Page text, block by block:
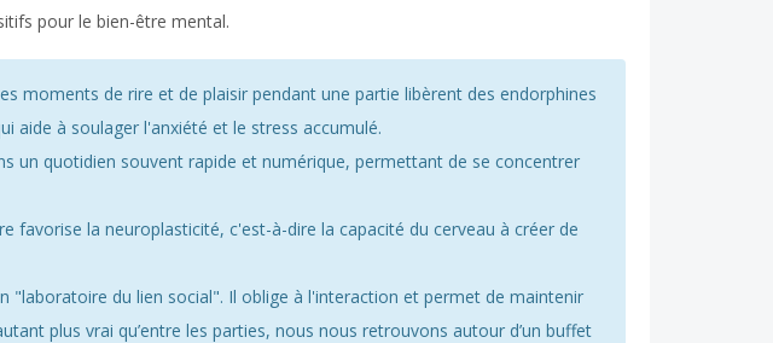
pour le bien-être mental.
moments de rire et de plaisir pendant une partie libèrent des endorphines
aide à soulager l'anxiété et le stress accumulé.
un quotidien souvent rapide et numérique, permettant de se concentrer
favorise la neuroplasticité, c'est-à-dire la capacité du cerveau à créer de
"laboratoire du lien social". Il oblige à l'interaction et permet de maintenir
plus vrai qu’entre les parties, nous nous retrouvons autour d’un buffet